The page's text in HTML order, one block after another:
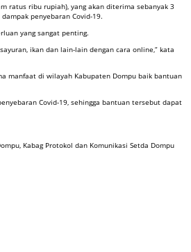
ratus ribu rupiah), yang akan diterima sebanyak 3
penyebaran Covid-19.
yang sangat penting.
ikan dan lain-lain dengan cara online,” kata
manfaat di wilayah Kabupaten Dompu baik bantuan
Covid-19, sehingga bantuan tersebut dapat
Kabag Protokol dan Komunikasi Setda Dompu